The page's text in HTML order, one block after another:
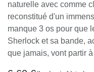
P'tit Sherlock et ses
d'histoire naturelle
fossile reconstitué d'un
! Il manque 3 os pour
Sherlock et sa bande,